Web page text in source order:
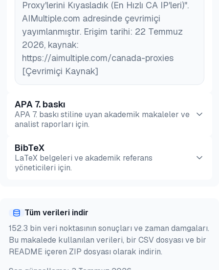
Proxy'lerini Kıyasladık (En Hızlı CA IP'leri)".
AIMultiple.com adresinde çevrimiçi
yayımlanmıştır. Erişim tarihi: 22 Temmuz
2026, kaynak:
https://aimultiple.com/canada-proxies
[Çevrimiçi Kaynak]
APA 7. baskı
APA 7. baskı stiline uyan akademik makaleler ve
analist raporları için.
Önizleme HTML
BibTeX
LaTeX belgeleri ve akademik referans
yöneticileri için.
@misc{karatas2026,
  author = {Karatas, Gulbahar},
title  = {{En İyi Kanada Proxy'lerini
  year   = {2026},
Tüm verileri indir
152.3 bin veri noktasının sonuçları ve zaman damgaları.
Bu makalede kullanılan verileri, bir CSV dosyası ve bir
README içeren ZIP dosyası olarak indirin.